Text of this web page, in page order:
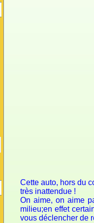
Cette auto, hors du
très inattendue !
On aime, on aime
milieu;en effet
vous déclencher de